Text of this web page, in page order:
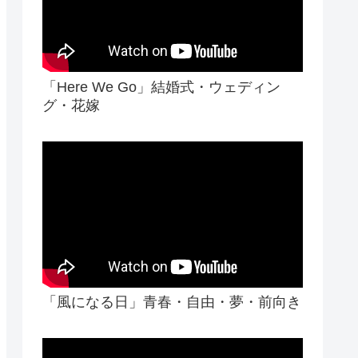
「Here We Go」結婚式・ウェディン
グ・花嫁
「風になる日」青春・自由・夢・前向き